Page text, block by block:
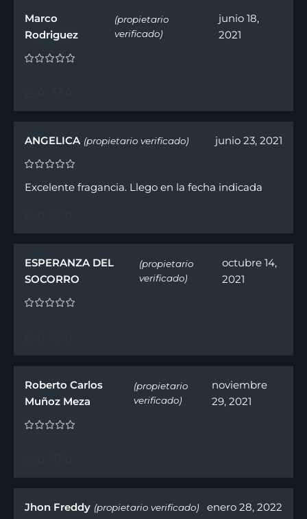
Marco
Rodriguez
(propietario
verificado)
junio 18,
2021
ANGELICA (propietario verificado) junio 23, 2021
Excelente fragancia. Llego en la fecha indicada
ESPERANZA DEL
SOCORRO
(propietario
verificado)
octubre 14,
2021
Roberto Carlos
Muñoz Meza
(propietario
verificado)
noviembre
29, 2021
Jhon Freddy (propietario verificado) enero 28, 2022